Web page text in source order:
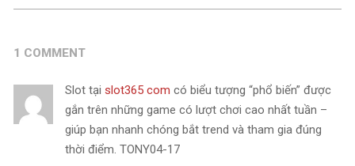
1 COMMENT
Slot tại slot365 com có biểu tượng “phổ biến” được
gắn trên những game có lượt chơi cao nhất tuần –
giúp bạn nhanh chóng bắt trend và tham gia đúng
thời điểm. TONY04-17